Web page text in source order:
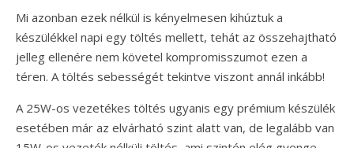
Mi azonban ezek nélkül is kényelmesen kihúztuk a
készülékkel napi egy töltés mellett, tehát az összehajtható
jelleg ellenére nem követel kompromisszumot ezen a
téren. A töltés sebességét tekintve viszont annál inkább!
A 25W-os vezetékes töltés ugyanis egy prémium készülék
esetében már az elvárható szint alatt van, de legalább van